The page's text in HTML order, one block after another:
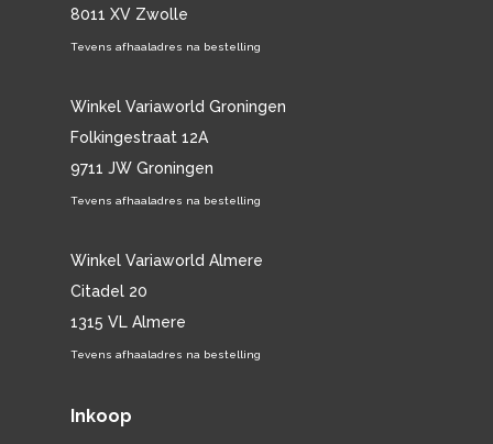
8011 XV Zwolle
Tevens afhaaladres na bestelling
Winkel Variaworld Groningen
Folkingestraat 12A
9711 JW Groningen
Tevens afhaaladres na bestelling
Winkel Variaworld Almere
Citadel 20
1315 VL Almere
Tevens afhaaladres na bestelling
Inkoop